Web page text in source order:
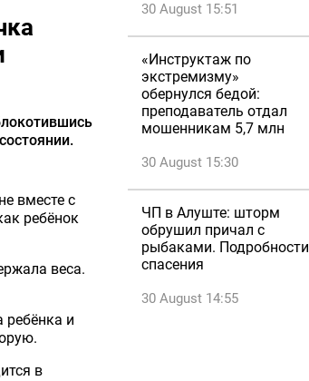
вместе с
ребёнок
веса.
и
в
30 August 15:51
«Инструктаж по
экстремизму»
обернулся бедой:
преподаватель отдал
мошенникам 5,7 млн
30 August 15:30
ЧП в Алуште: шторм
обрушил причал с
рыбаками. Подробности
спасения
30 August 14:55